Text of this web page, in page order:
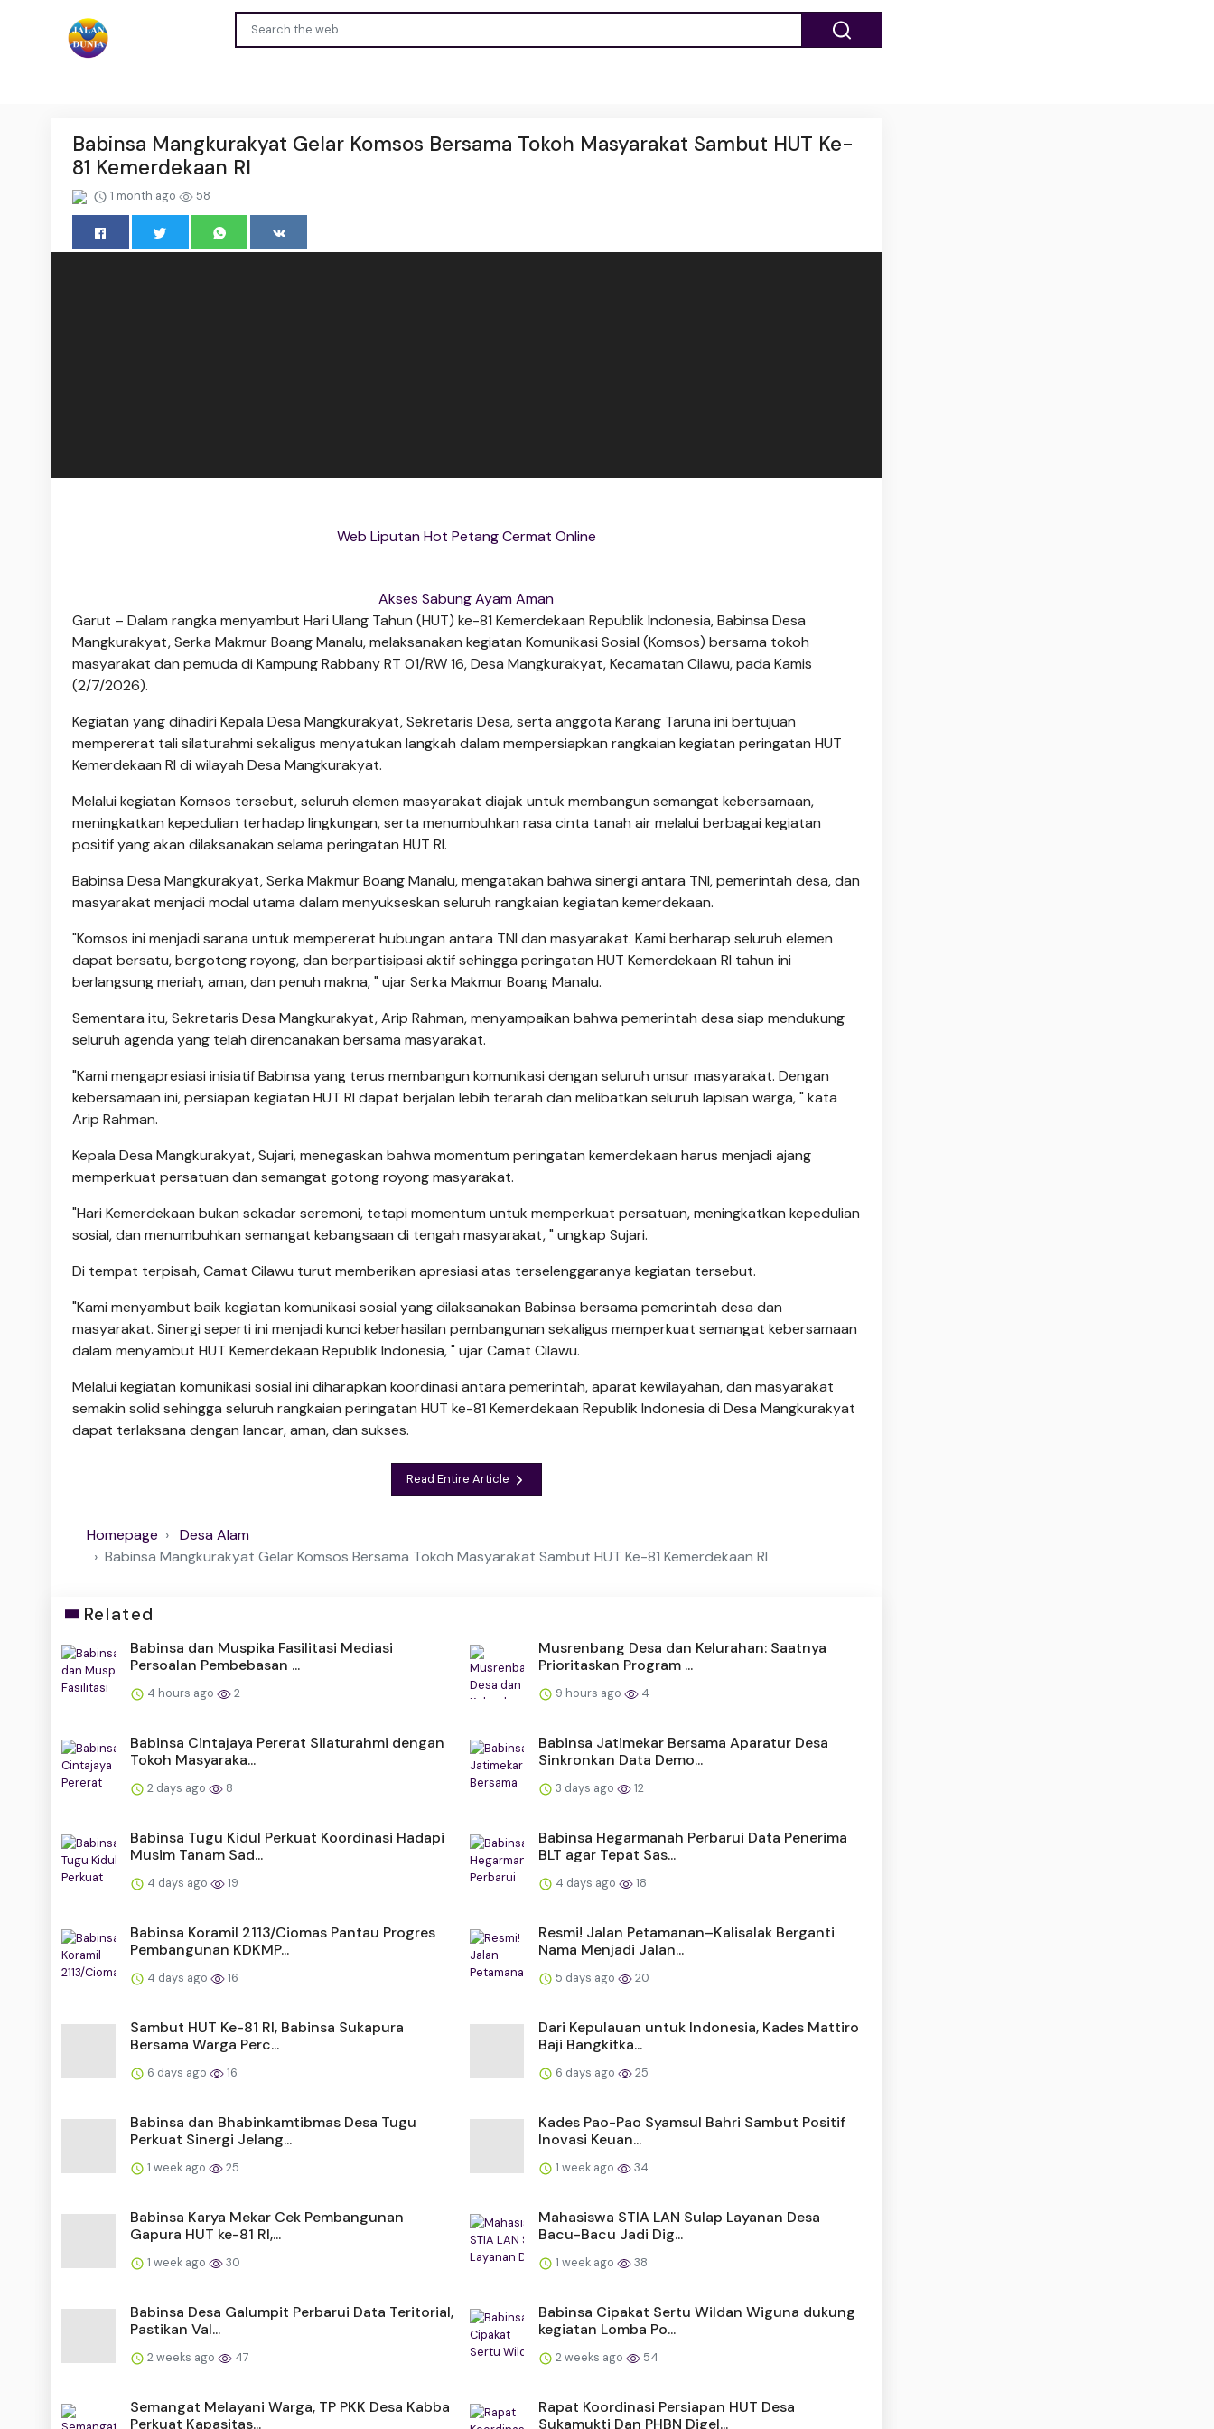
Babinsa Mangkurakyat Gelar Komsos Bersama Tokoh Masyarakat Sambut HUT Ke-
81 Kemerdekaan RI
1 month ago 58
Web Liputan Hot Petang Cermat Online
Akses Sabung Ayam Aman
Garut – Dalam rangka menyambut Hari Ulang Tahun (HUT) ke-81 Kemerdekaan Republik Indonesia, Babinsa Desa
Mangkurakyat, Serka Makmur Boang Manalu, melaksanakan kegiatan Komunikasi Sosial (Komsos) bersama tokoh
masyarakat dan pemuda di Kampung Rabbany RT 01/RW 16, Desa Mangkurakyat, Kecamatan Cilawu, pada Kamis
(2/7/2026).
Kegiatan yang dihadiri Kepala Desa Mangkurakyat, Sekretaris Desa, serta anggota Karang Taruna ini bertujuan
mempererat tali silaturahmi sekaligus menyatukan langkah dalam mempersiapkan rangkaian kegiatan peringatan HUT
Kemerdekaan RI di wilayah Desa Mangkurakyat.
Melalui kegiatan Komsos tersebut, seluruh elemen masyarakat diajak untuk membangun semangat kebersamaan,
meningkatkan kepedulian terhadap lingkungan, serta menumbuhkan rasa cinta tanah air melalui berbagai kegiatan
positif yang akan dilaksanakan selama peringatan HUT RI.
Babinsa Desa Mangkurakyat, Serka Makmur Boang Manalu, mengatakan bahwa sinergi antara TNI, pemerintah desa, dan
masyarakat menjadi modal utama dalam menyukseskan seluruh rangkaian kegiatan kemerdekaan.
"Komsos ini menjadi sarana untuk mempererat hubungan antara TNI dan masyarakat. Kami berharap seluruh elemen
dapat bersatu, bergotong royong, dan berpartisipasi aktif sehingga peringatan HUT Kemerdekaan RI tahun ini
berlangsung meriah, aman, dan penuh makna, " ujar Serka Makmur Boang Manalu.
Sementara itu, Sekretaris Desa Mangkurakyat, Arip Rahman, menyampaikan bahwa pemerintah desa siap mendukung
seluruh agenda yang telah direncanakan bersama masyarakat.
"Kami mengapresiasi inisiatif Babinsa yang terus membangun komunikasi dengan seluruh unsur masyarakat. Dengan
kebersamaan ini, persiapan kegiatan HUT RI dapat berjalan lebih terarah dan melibatkan seluruh lapisan warga, " kata
Arip Rahman.
Kepala Desa Mangkurakyat, Sujari, menegaskan bahwa momentum peringatan kemerdekaan harus menjadi ajang
memperkuat persatuan dan semangat gotong royong masyarakat.
"Hari Kemerdekaan bukan sekadar seremoni, tetapi momentum untuk memperkuat persatuan, meningkatkan kepedulian
sosial, dan menumbuhkan semangat kebangsaan di tengah masyarakat, " ungkap Sujari.
Di tempat terpisah, Camat Cilawu turut memberikan apresiasi atas terselenggaranya kegiatan tersebut.
"Kami menyambut baik kegiatan komunikasi sosial yang dilaksanakan Babinsa bersama pemerintah desa dan
masyarakat. Sinergi seperti ini menjadi kunci keberhasilan pembangunan sekaligus memperkuat semangat kebersamaan
dalam menyambut HUT Kemerdekaan Republik Indonesia, " ujar Camat Cilawu.
Melalui kegiatan komunikasi sosial ini diharapkan koordinasi antara pemerintah, aparat kewilayahan, dan masyarakat
semakin solid sehingga seluruh rangkaian peringatan HUT ke-81 Kemerdekaan Republik Indonesia di Desa Mangkurakyat
dapat terlaksana dengan lancar, aman, dan sukses.
Read Entire Article
Homepage
Desa Alam
Babinsa Mangkurakyat Gelar Komsos Bersama Tokoh Masyarakat Sambut HUT Ke-81 Kemerdekaan RI
Related
Babinsa dan Muspika Fasilitasi Mediasi
Persoalan Pembebasan ...
4 hours ago 2
Musrenbang Desa dan Kelurahan: Saatnya
Prioritaskan Program ...
9 hours ago 4
Babinsa Cintajaya Pererat Silaturahmi dengan
Tokoh Masyaraka...
2 days ago 8
Babinsa Jatimekar Bersama Aparatur Desa
Sinkronkan Data Demo...
3 days ago 12
Babinsa Tugu Kidul Perkuat Koordinasi Hadapi
Musim Tanam Sad...
4 days ago 19
Babinsa Hegarmanah Perbarui Data Penerima
BLT agar Tepat Sas...
4 days ago 18
Babinsa Koramil 2113/Ciomas Pantau Progres
Pembangunan KDKMP...
4 days ago 16
Resmi! Jalan Petamanan–Kalisalak Berganti
Nama Menjadi Jalan...
5 days ago 20
Sambut HUT Ke-81 RI, Babinsa Sukapura
Bersama Warga Perc...
6 days ago 16
Dari Kepulauan untuk Indonesia, Kades Mattiro
Baji Bangkitka...
6 days ago 25
Babinsa dan Bhabinkamtibmas Desa Tugu
Perkuat Sinergi Jelang...
1 week ago 25
Kades Pao-Pao Syamsul Bahri Sambut Positif
Inovasi Keuan...
1 week ago 34
Babinsa Karya Mekar Cek Pembangunan
Gapura HUT ke-81 RI,...
1 week ago 30
Mahasiswa STIA LAN Sulap Layanan Desa
Bacu-Bacu Jadi Dig...
1 week ago 38
Babinsa Desa Galumpit Perbarui Data Teritorial,
Pastikan Val...
2 weeks ago 47
Babinsa Cipakat Sertu Wildan Wiguna dukung
kegiatan Lomba Po...
2 weeks ago 54
Semangat Melayani Warga, TP PKK Desa Kabba
Perkuat Kapasitas...
Rapat Koordinasi Persiapan HUT Desa
Sukamukti Dan PHBN Digel...